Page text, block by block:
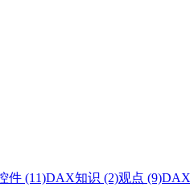
件 (11)DAX知识 (2)观点 (9)